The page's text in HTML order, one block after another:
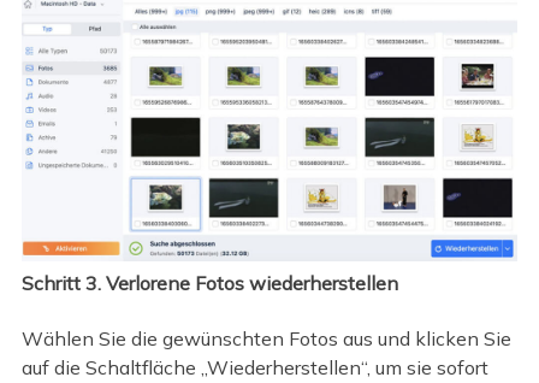
Schritt 3. Verlorene Fotos wiederherstellen
Wählen Sie die gewünschten Fotos aus und klicken Sie
auf die Schaltfläche „Wiederherstellen“, um sie sofort